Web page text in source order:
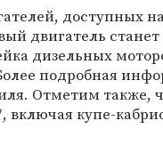
доступных
двигатель
дизельных
подробная
Отметим также,
включая купе-